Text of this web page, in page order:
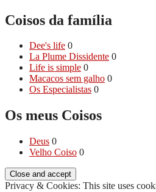
Coisos da famí­lia
Dee's life 0
La Plume Dissidente 0
Life is simple 0
Macacos sem galho 0
Os Especialistas 0
Os meus Coisos
Deus 0
Velho Coiso 0
Privacy & Cookies: This site uses